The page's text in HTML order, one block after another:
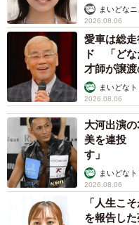
まいどな
2026.08.06
愛車は総
ド 「どな
才師が譲渡
まいどなト
2026.08.06
大河出演
美を連投
す」
まいどなト
2026.08.06
「人生こ
を報告し